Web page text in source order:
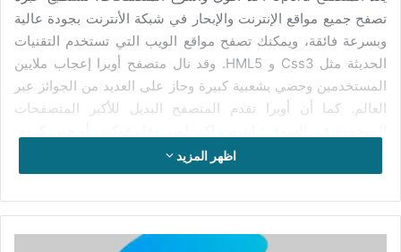
تصفح جميع مواقع الإنترنت والإبحار في شبكة الأنترنت بجودة عالية
وبسرعة فائقة، ويمكنك تصفح مواقع الويب التي تستخدم التقنيات
الحديثة مثل Css3 و HML5. وقد نال متصفح أوبرا إعجاب ملايين
المستخدمين وحضي بشعبية كبيرة وحاز على العديد من الجوائز عبر
العالم. كما أن أوبرا تقدم المتصفح البديل للأكبر المتصفحات
ويستخدم متصفح أوبرا الآن محرك التقديم المستخدم في كروميوم.
يتوفر متصفح أوبرا أيضا على وظيفة الاتصال السريع التي تتيح تجميع
الصفحات الأكثر زيارة والعثور عليها مباشرة عند فتح كل صفحة
جديدة . ويضيف هذا المتصفح الشهير وضع “كل التصاميم” التي تسرع
تحميل الصفحات على اتصالات صغيرة من خلال خوادم الوكيل التي
اظهر المزيد